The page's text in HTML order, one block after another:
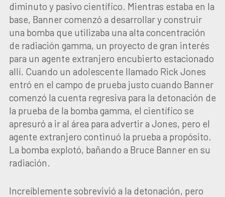
diminuto y pasivo científico. Mientras estaba en la
base, Banner comenzó a desarrollar y construir
una bomba que utilizaba una alta concentración
de radiación gamma, un proyecto de gran interés
para un agente extranjero encubierto estacionado
allí. Cuando un adolescente llamado Rick Jones
entró en el campo de prueba justo cuando Banner
comenzó la cuenta regresiva para la detonación de
la prueba de la bomba gamma, el científico se
apresuró a ir al área para advertir a Jones, pero el
agente extranjero continuó la prueba a propósito.
La bomba explotó, bañando a Bruce Banner en su
radiación.
Increíblemente sobrevivió a la detonación, pero